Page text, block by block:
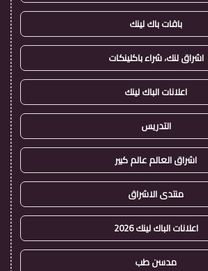
باقات باك لينك
اشراق لنك، شراء باكلينكات
اعلانات الباك لينك
التدريس
اشراق العالم عالم كبير
منتدى الاشراق
اعلانات الباك لينك 2026
مدسن طب